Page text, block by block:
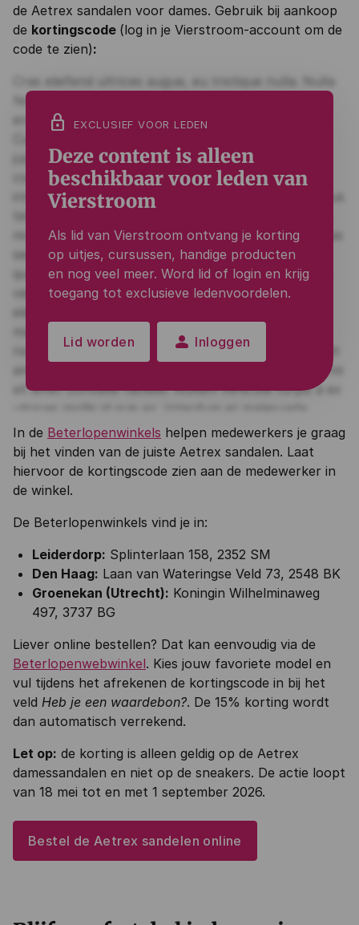
de Aetrex sandalen voor dames. Gebruik bij aankoop
de kortingscode (log in je Vierstroom-account om de
code te zien):
lock EXCLUSIEF VOOR LEDEN
Deze content is alleen
beschikbaar voor leden van
Vierstroom
Als lid van Vierstroom ontvang je korting
op uitjes, cursussen, handige producten
en nog veel meer. Word lid of login en krijg
toegang tot exclusieve ledenvoordelen.
Lid worden person Inloggen
In de Beterlopenwinkels helpen medewerkers je graag
bij het vinden van de juiste Aetrex sandalen. Laat
hiervoor de kortingscode zien aan de medewerker in
de winkel.
De Beterlopenwinkels vind je in:
Leiderdorp: Splinterlaan 158, 2352 SM
Den Haag: Laan van Wateringse Veld 73, 2548 BK
Groenekan (Utrecht): Koningin Wilhelminaweg
497, 3737 BG
Liever online bestellen? Dat kan eenvoudig via de
Beterlopenwebwinkel. Kies jouw favoriete model en
vul tijdens het afrekenen de kortingscode in bij het
veld Heb je een waardebon?. De 15% korting wordt
dan automatisch verrekend.
Let op: de korting is alleen geldig op de Aetrex
damessandalen en niet op de sneakers. De actie loopt
van 18 mei tot en met 1 september 2026.
Bestel de Aetrex sandelen online